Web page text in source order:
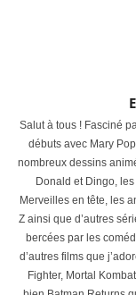
Salut à tous ! Fasciné
débuts avec Mary
nombreux dessins
Donald et Dingo,
Merveilles en tête, les
Z ainsi que d’autres
bercées par les
d’autres films que
Fighter, Mortal